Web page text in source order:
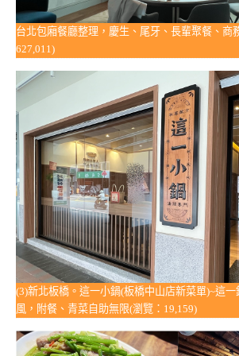
台北包廂餐廳整理，慶生、尾牙、長輩聚餐、商
627,011)
(3)新北板橋。這一小鍋(板橋中山店新菜單)~這
風，附餐、青菜自助無限(瀏覽：19,159)